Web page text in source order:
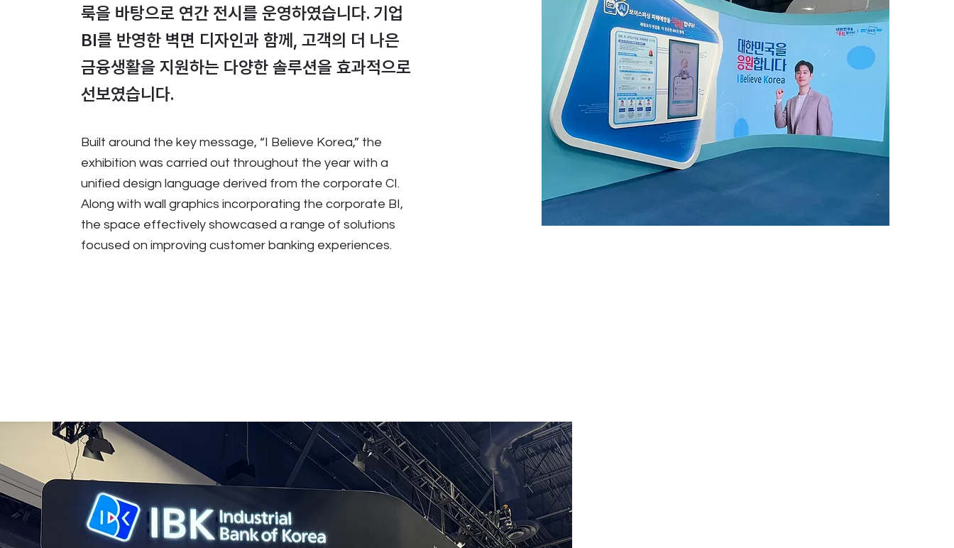
룩을 바탕으로 연간 전시를 운영하였습니다. 기업
BI를 반영한 벽면 디자인과 함께, 고객의 더 나은
금융생활을 지원하는 다양한 솔루션을 효과적으로
선보였습니다.
Built around the key message, “I Believe Korea,” the
exhibition was carried out throughout the year with a
unified design language derived from the corporate CI.
Along with wall graphics incorporating the corporate BI,
the space effectively showcased a range of solutions
focused on improving customer banking experiences.